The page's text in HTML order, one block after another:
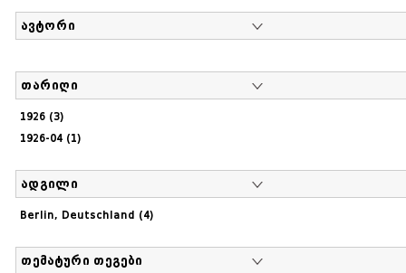
ავტორი
თარიღი
1926 (3)
1926-04 (1)
ადგილი
Berlin, Deutschland (4)
თემატური თეგები